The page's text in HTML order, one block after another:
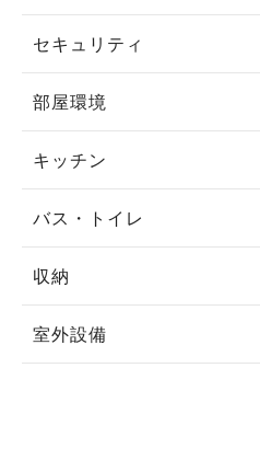
木造
閑静な住宅街
タイル貼り
デザイナーズ賃貸物件
分譲賃貸
連帯保証人不要
女性限定
ルームシェア可
高齢者向け
バリアフリー
ゴミ集積場
宅配ボックス
オール電化
CATV
CSアンテナ
インターネット対応
地デジ対応TV付
光ファイバー
セキュリティ
TVインターフォン
オートロック
24時間緊急対応
管理人あり
部屋環境
フローリング
ロフト
エアコン
1階
キッチン
システムキッチン
ＩＨクッキングヒータ
コンロ2口以上
バス・トイレ
室内洗濯機置き場
収納
トランクルーム
室外設備